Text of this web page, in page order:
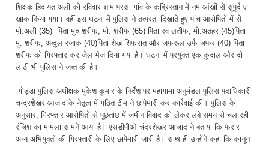
शिक्षक हिदायत अली को रविवार शाम परसा गांव के कब्रिस्तान में नम आंखों से सुपुर्द ए
खाक किया गया। वहीं इस घटना में पुलिस ने तत्परता दिखाते हुए पांच आरोपितों में से
मो.अली (35) पिता मु० शरीफ, मो. शरीफ (65) पिता स्व लतीफ, मो.अतहर (45)पिता
मु. शरीफ, अब्दुल रजाक (40)पिता शेख शिफरात और जफरूल उर्फ जफर (40) पिता
शरीफ को गिरफ्तार कर जेल भेज दिया गया है। घटना में प्रयुक्त एक कुदाल और दो
लाठी भी पुलिस ने जब्त की है।
गोड्डा पुलिस अधीक्षक मुकेश कुमार के निर्देश पर महागामा अनुमंडल पुलिस पदाधिकारी
चन्द्रशेखर आजाद के नेतृत्व में गठित टीम ने छापेमारी कर कार्रवाई की। पुलिस के
अनुसार, गिरफ्तार आरोपितों से पूछताछ में जमीन विवाद को लेकर लंबे समय से चल रही
रंजिश का मामला सामने आया है। एसडीपीओ चंद्रशेखर आजाद ने बताया कि फरार
अन्य अभियुक्तों की गिरफ्तारी के लिए छापेमारी जारी है। साथ ही उन्होंने कहा कि कानून